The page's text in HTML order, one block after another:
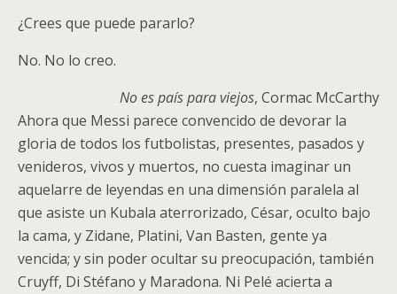
¿Crees que puede pararlo?
No. No lo creo.
No es país para viejos, Cormac McCarthy
Ahora que Messi parece convencido de devorar la
gloria de todos los futbolistas, presentes, pasados y
venideros, vivos y muertos, no cuesta imaginar un
aquelarre de leyendas en una dimensión paralela al
que asiste un Kubala aterrorizado, César, oculto bajo
la cama, y Zidane, Platini, Van Basten, gente ya
vencida; y sin poder ocultar su preocupación, también
Cruyff, Di Stéfano y Maradona. Ni Pelé acierta a